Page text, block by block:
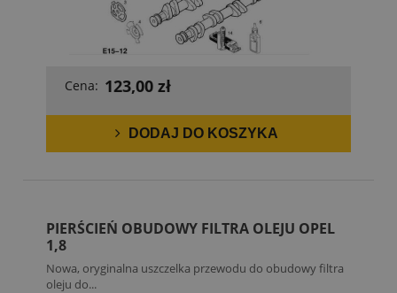
Cena: 123,00 zł
DODAJ DO KOSZYKA
PIERŚCIEŃ OBUDOWY FILTRA OLEJU OPEL
1,8
Nowa, oryginalna uszczelka przewodu do obudowy filtra
oleju do...